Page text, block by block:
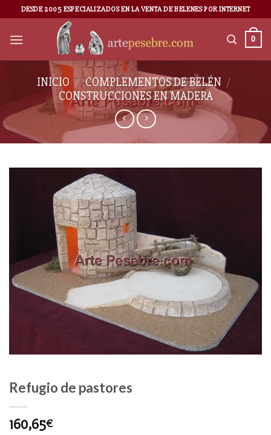
DESDE 2005 ESPECIALIZADOS EN LA VENTA DE BELENES POR INTERNET
0
INICIO / COMPLEMENTOS DE BELÉN /
CONSTRUCCIONES EN MADERA
Refugio de pastores
160,65€